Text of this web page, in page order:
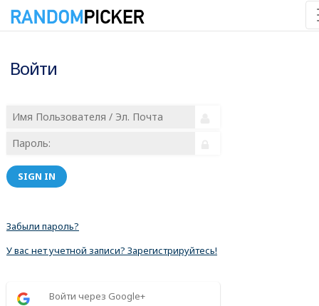
Войти
SIGN IN
Забыли пароль?
У вас нет учетной записи? Зарегистрируйтесь!
Войти через Google+